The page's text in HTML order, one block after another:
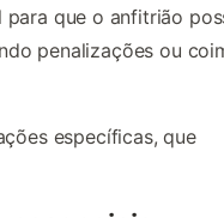
para que o anfitrião
penalizações ou
específicas, que